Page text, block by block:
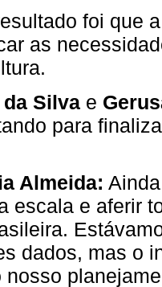
foi que
as
Silva e
para
Almeida:
escala e aferir
dados, mas o
nosso